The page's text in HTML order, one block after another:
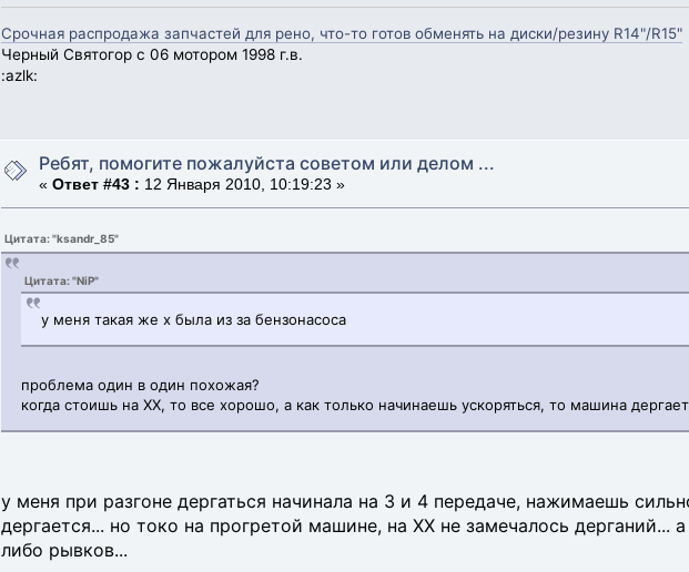
Срочная распродажа запчастей для рено, что-то готов обменять на диски/резину R14"/R15"
Черный Святогор с 06 мотором 1998 г.в.
:azlk:
Ребят, помогите пожалуйста советом или делом ...
« Ответ #43 : 12 Января 2010, 10:19:23 »
Цитата: "ksandr_85"
Цитата: "NiP"
у меня такая же х была из за бензонасоса
проблема один в один похожая?
когда стоишь на ХХ, то все хорошо, а как только начинаешь ускоряться, то машина
у меня при разгоне дергаться начинала на 3 и 4 передаче, нажимаешь
дергается... но токо на прогретой машине, на ХХ не замечалось дерганий...
либо рывков...